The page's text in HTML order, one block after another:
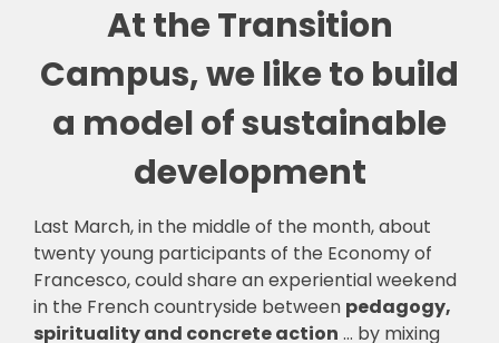
At the Transition
Campus, we like to build
a model of sustainable
development
Last March, in the middle of the month, about
twenty young participants of the Economy of
Francesco, could share an experiential weekend
in the French countryside between pedagogy,
spirituality and concrete action … by mixing